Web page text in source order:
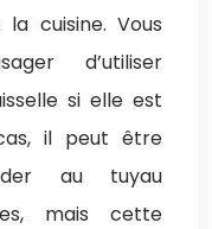
la cuisine. Vous
d’utiliser
si elle est
il peut être
au tuyau
mais cette